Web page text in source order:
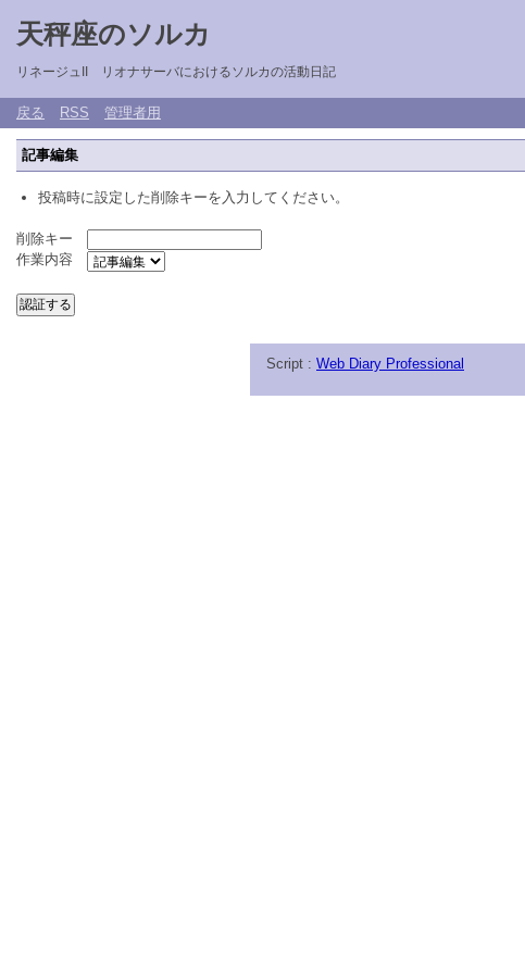
天秤座のソルカ
リネージュII リオナサーバにおけるソルカの活動日記
戻る RSS 管理者用
記事編集
投稿時に設定した削除キーを入力してください。
削除キー
作業内容
Script : Web Diary Professional